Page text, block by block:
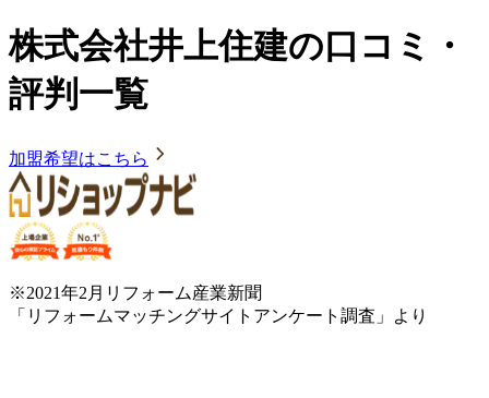
株式会社井上住建の口コミ・
評判一覧
加盟希望はこちら
※2021年2月リフォーム産業新聞
「リフォームマッチングサイトアンケート調査」より